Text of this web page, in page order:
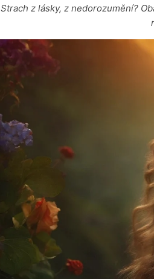
Strach z lásky, z nedorozumění?